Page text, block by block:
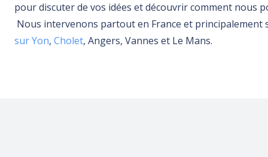
pour discuter de vos idées et découvrir comment nous
Nous intervenons partout en France et principalement
sur Yon, Cholet, Angers, Vannes et Le Mans.